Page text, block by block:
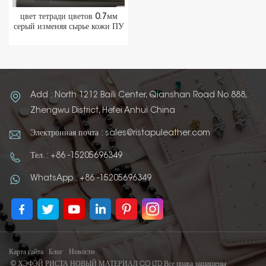
цвет тетради цветов 0.7мм
серый изменяя сырье кожи ПУ
Add : North 1212 Baili Center, Qianshan Road No.888,
Zhengwu District, Hefei Anhui China
Электронная почта : sales@ristapuleather.com
Тел. : +86 -15205696349
WhatsApp : +86 -15205696349
Карта сайта Блог
Новости
© ХЭФЭЙ РИСТА НОВЫЙ МАТЕРИАЛ CO LTD Все права защищены